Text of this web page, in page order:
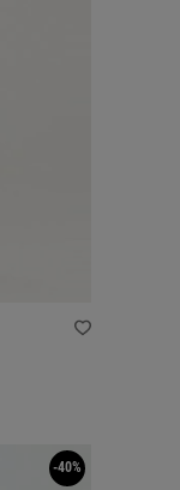
-40%